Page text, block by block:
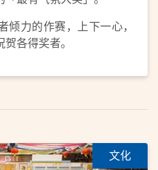
倾力的作赛，上下一心，
各得奖者。
文化